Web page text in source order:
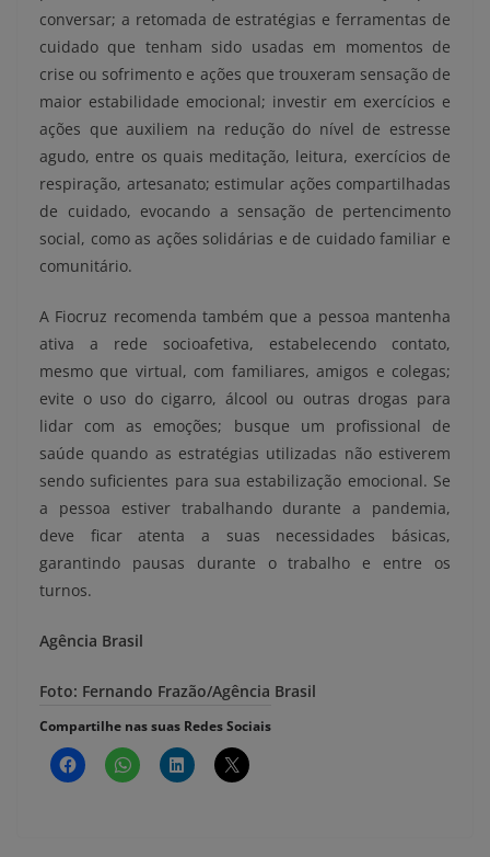
conversar; a retomada de estratégias e ferramentas de
cuidado que tenham sido usadas em momentos de
crise ou sofrimento e ações que trouxeram sensação de
maior estabilidade emocional; investir em exercícios e
ações que auxiliem na redução do nível de estresse
agudo, entre os quais meditação, leitura, exercícios de
respiração, artesanato; estimular ações compartilhadas
de cuidado, evocando a sensação de pertencimento
social, como as ações solidárias e de cuidado familiar e
comunitário.
A Fiocruz recomenda também que a pessoa mantenha
ativa a rede socioafetiva, estabelecendo contato,
mesmo que virtual, com familiares, amigos e colegas;
evite o uso do cigarro, álcool ou outras drogas para
lidar com as emoções; busque um profissional de
saúde quando as estratégias utilizadas não estiverem
sendo suficientes para sua estabilização emocional. Se
a pessoa estiver trabalhando durante a pandemia,
deve ficar atenta a suas necessidades básicas,
garantindo pausas durante o trabalho e entre os
turnos.
Agência Brasil
Foto: Fernando Frazão/Agência Brasil
Compartilhe nas suas Redes Sociais